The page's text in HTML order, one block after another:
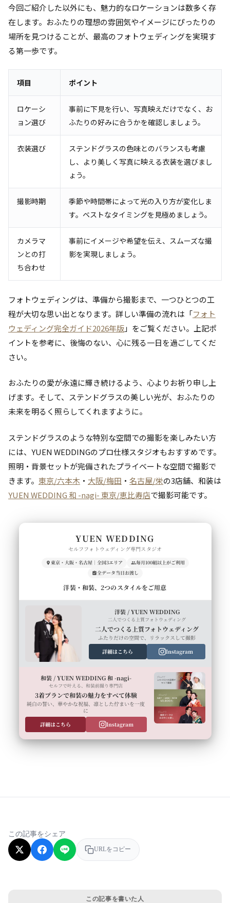
今回ご紹介した以外にも、魅力的なロケーションは数多く存
在します。おふたりの理想の雰囲気やイメージにぴったりの
場所を見つけることが、最高のフォトウェディングを実現す
る第一歩です。
項目 ポイント
ロケーシ
ョン選び
事前に下見を行い、写真映えだけでなく、お
ふたりの好みに合うかを確認しましょう。
衣装選び
ステンドグラスの色味とのバランスも考慮
し、より美しく写真に映える衣装を選びまし
ょう。
撮影時期
季節や時間帯によって光の入り方が変化しま
す。ベストなタイミングを見極めましょう。
カメラマ
ンとの打
ち合わせ
事前にイメージや希望を伝え、スムーズな撮
影を実現しましょう。
フォトウェディングは、準備から撮影まで、一つひとつの工
程が大切な思い出となります。詳しい準備の流れは「フォト
ウェディング完全ガイド2026年版」をご覧ください。上記ポ
イントを参考に、後悔のない、心に残る一日を過ごしてくだ
さい。
おふたりの愛が永遠に輝き続けるよう、心よりお祈り申し上
げます。そして、ステンドグラスの美しい光が、おふたりの
未来を明るく照らしてくれますように。
ステンドグラスのような特別な空間での撮影を楽しみたい方
には、YUEN WEDDINGのプロ仕様スタジオもおすすめです。
照明・背景セットが完備されたプライベートな空間で撮影で
きます。 東京/六本木 ・ 大阪/梅田 ・ 名古屋/栄の3店舗、和装は
YUEN WEDDING 和 -nagi- 東京/恵比寿店で撮影可能です。
YUEN WEDDING
セルフフォトウェディング専門スタジオ
東京・大阪・名古屋｜全国3エリア
毎月100組以上がご利用
全データ当日お渡し
洋装・和装、2つのスタイルをご用意
洋装 / YUEN WEDDING
二人でつくる上質フォトウェディング
二人でつくる上質フォトウェディング
ふたりだけの空間で、リラックスして撮影
詳細はこちら
Instagram
和装 / YUEN WEDDING 和 -nagi-
セルフで叶える、和装前撮り専門店
3着プランで和装の魅力をすべて体験
純白の誓い、華やかな祝福、凛とした佇まいを一度
に
詳細はこちら
Instagram
この記事をシェア
URLをコピー
この記事を書いた人